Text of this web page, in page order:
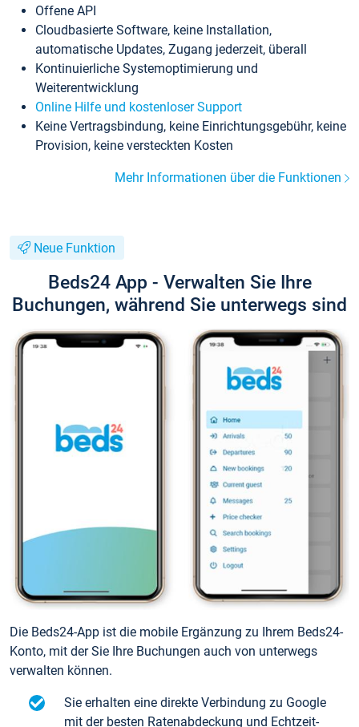
Offene API
Cloudbasierte Software, keine Installation,
automatische Updates, Zugang jederzeit, überall
Kontinuierliche Systemoptimierung und
Weiterentwicklung
Online Hilfe und kostenloser Support
Keine Vertragsbindung, keine Einrichtungsgebühr, keine
Provision, keine versteckten Kosten
Mehr Informationen über die Funktionen
Neue Funktion
Beds24 App - Verwalten Sie Ihre
Buchungen, während Sie unterwegs sind
Die Beds24-App ist die mobile Ergänzung zu Ihrem Beds24-
Konto, mit der Sie Ihre Buchungen auch von unterwegs
verwalten können.
Sie erhalten eine direkte Verbindung zu Google
mit der besten Ratenabdeckung und Echtzeit-